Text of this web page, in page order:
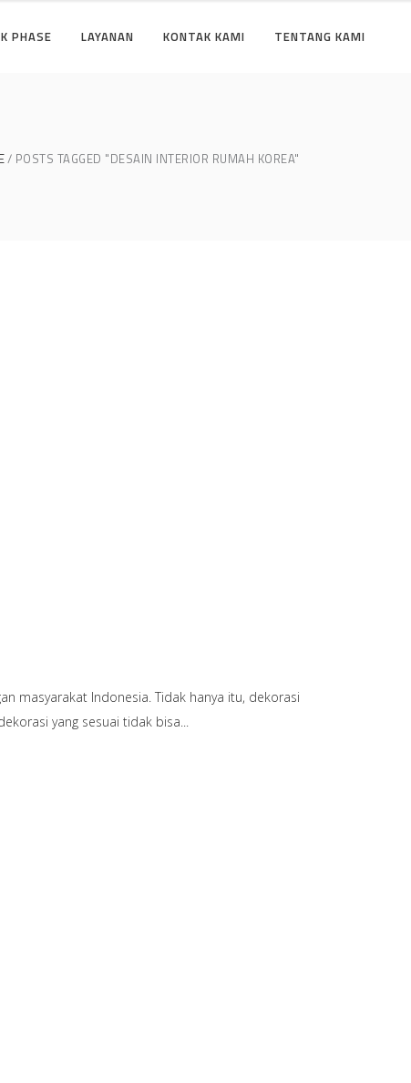
PHASE LAYANAN KONTAK KAMI TENTANG KAMI
POSTS TAGGED "DESAIN INTERIOR RUMAH KOREA"
masyarakat Indonesia. Tidak hanya itu, dekorasi
yang sesuai tidak bisa